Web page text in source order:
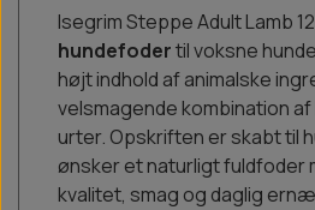
Isegrim Steppe Adult Lamb
hundefodertil voksne
højt indhold af animalske
velsmagende kombination
urter. Opskriften er skabt til
ønsker et naturligt fuldfoder
kvalitet, smag og daglig